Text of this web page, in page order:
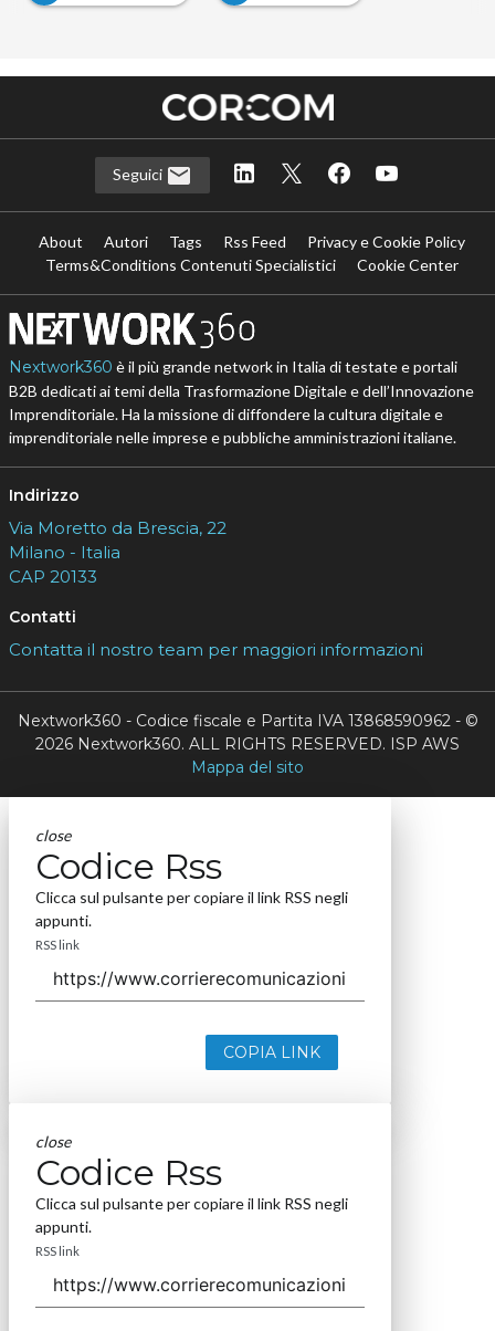
Seguici
About Autori Tags Rss Feed
Privacy e Cookie Policy
Terms&Conditions Contenuti Specialistici
Cookie Center
Nextwork360 è il più grande network in Italia di testate e portali
B2B dedicati ai temi della Trasformazione Digitale e dell’Innovazione
Imprenditoriale. Ha la missione di diffondere la cultura digitale e
imprenditoriale nelle imprese e pubbliche amministrazioni italiane.
Indirizzo
Via Moretto da Brescia, 22
Milano - Italia
CAP 20133
Contatti
Contatta il nostro team per maggiori informazioni
Nextwork360 - Codice fiscale e Partita IVA 13868590962 - ©
2026 Nextwork360. ALL RIGHTS RESERVED. ISP AWS
Mappa del sito
close
Codice Rss
Clicca sul pulsante per copiare il link RSS negli
appunti.
RSS link
COPIA LINK
close
Codice Rss
Clicca sul pulsante per copiare il link RSS negli
appunti.
RSS link